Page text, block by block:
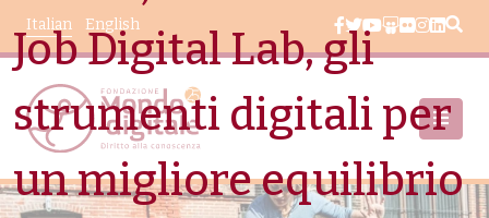
Salta al contenuto principale
English
Italian
Area Stampa
Job Digital Lab, gli
strumenti digitali per
un migliore equilibrio